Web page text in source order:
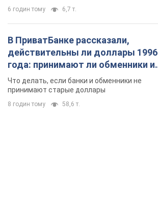
6 годин тому 6,7 т.
В ПриватБанке рассказали,
действительны ли доллары 1996
года: принимают ли обменники и
банки такие купюры
Что делать, если банки и обменники не
принимают старые доллары
8 годин тому 58,6 т.